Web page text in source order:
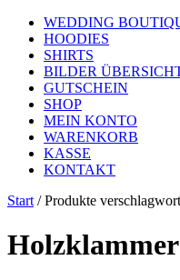
WEDDING
HOODIES
SHIRTS
BILDER
GUTSCHEIN
SHOP
MEIN KONTO
WARENKORB
KASSE
KONTAKT
Start / Produkte
Holzklammer